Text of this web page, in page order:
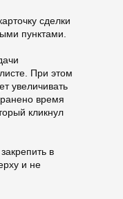
сделки
пунктами.
При этом
увеличивать
время
кликнул
в
и не